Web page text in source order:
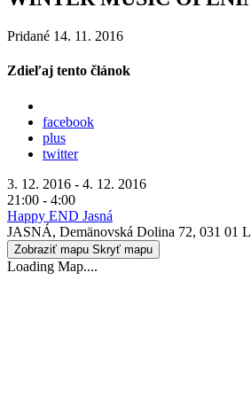
Pridané 14. 11. 2016
Zdieľaj tento článok
facebook
plus
twitter
3. 12. 2016 - 4. 12. 2016
21:00 - 4:00
Happy END Jasná
JASNÁ, Demänovská Dolina 72, 031 01
Zobraziť mapu Skryť mapu
Loading Map....